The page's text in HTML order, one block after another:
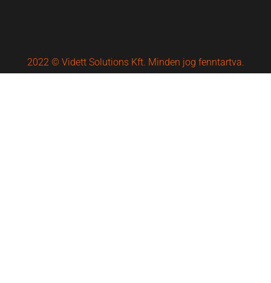
2022 © Vidett Solutions Kft. Minden jog fenntartva.